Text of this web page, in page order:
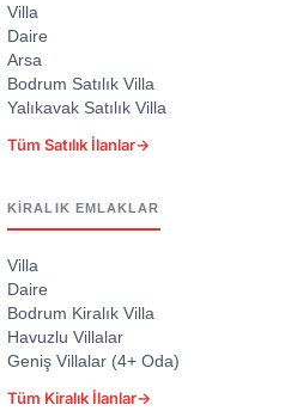
Villa
Daire
Arsa
Bodrum Satılık Villa
Yalıkavak Satılık Villa
Tüm Satılık İlanlar→
KIRALIK EMLAKLAR
Villa
Daire
Bodrum Kiralık Villa
Havuzlu Villalar
Geniş Villalar (4+ Oda)
Tüm Kiralık İlanlar→